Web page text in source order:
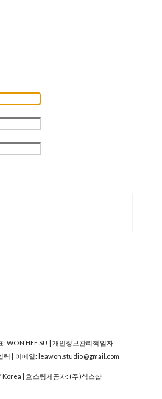
: WON HEE SU | 개인정보관리책임자:
력 | 이메일: leawon.studio@gmail.com
Korea | 호스팅제공자: (주)식스샵